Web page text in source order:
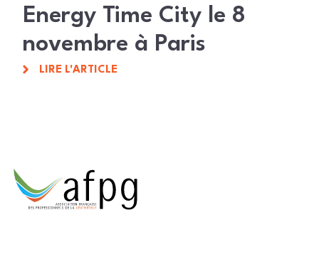
Energy Time City le 8
novembre à Paris
LIRE L'ARTICLE